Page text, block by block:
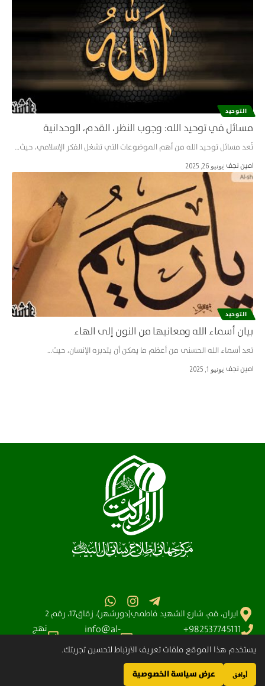
التوحيد
مسائل في توحيد الله: وجوب النظر، القدم، الوحدانية
تُعد مسائل توحيد الله من أهم الموضوعات التي تشغل الفكر الإسلامي، حيث…
امین نجف يونيو 26, 2025
التوحيد
بيان أسماء الله ومعانيها من النون إلى الهاء
تعد أسماء الله الحسنى من أعظم ما يمكن أن يتدبره الإنسان، حيث…
امین نجف يونيو 1, 2025
ايران، قم، شارع الشهيد فاطمي(دورشهر)، زقاق17، رقم 2
982537745111+
آیت الله سیستانی
info@al-
shia.org
نهج
يستخدم هذا الموقع ملفات تعريف الارتباط لتحسين تجربتك.
أوافق عرض سياسة الخصوصية